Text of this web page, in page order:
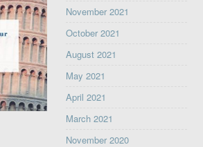
November 2021
October 2021
August 2021
May 2021
April 2021
March 2021
November 2020